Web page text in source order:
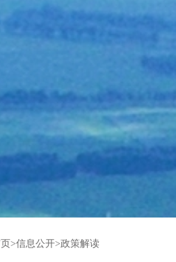
>信息公开>政策解读